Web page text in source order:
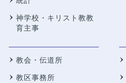
神学校・キリスト教教
育主事
教会・伝道所
教区事務所